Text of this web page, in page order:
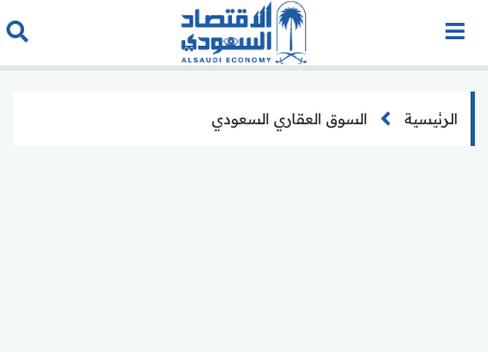
الرئيسية السوق العقاري السعودي